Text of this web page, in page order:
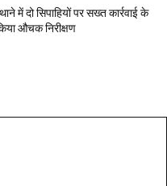
में दो सिपाहियों पर सख्त कार्रवाई के
औचक निरीक्षण